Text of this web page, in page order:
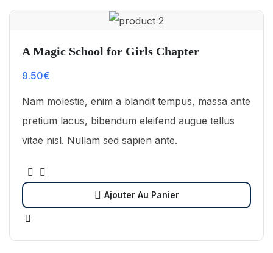
A Magic School for Girls Chapter
9.50€
Nam molestie, enim a blandit tempus, massa ante
pretium lacus, bibendum eleifend augue tellus
vitae nisl. Nullam sed sapien ante.
Ajouter Au Panier